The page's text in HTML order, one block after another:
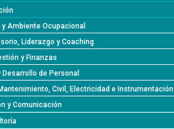
Ambiente Ocupacional
Liderazgo y Coaching
y Finanzas
de Personal
Civil, Electricidad e Instrumentación
y Comunicación